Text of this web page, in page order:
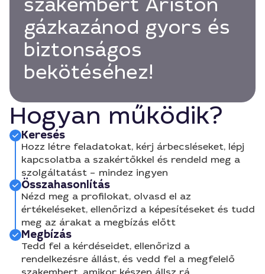
gázkazánod gyors és
biztonságos
bekötéséhez!
Hogyan működik?
Keresés
Hozz létre feladatokat, kérj árbecsléseket, lépj
kapcsolatba a szakértőkkel és rendeld meg a
szolgáltatást – mindez ingyen
Összahasonlítás
Nézd meg a profilokat, olvasd el az
értékeléseket, ellenőrizd a képesítéseket és tudd
meg az árakat a megbízás előtt
Megbízás
Tedd fel a kérdéseidet, ellenőrizd a
rendelkezésre állást, és vedd fel a megfelelő